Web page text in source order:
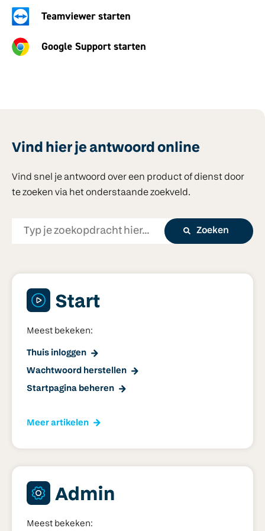
Vind hier je antwoord online
Vind snel je antwoord over een product of dienst door
te zoeken via het onderstaande zoekveld.
Zoeken
Meest bekeken:
Thuis inloggen
Wachtwoord herstellen
Startpagina beheren
Meer artikelen
Meest bekeken: